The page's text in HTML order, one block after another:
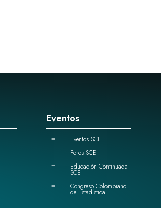
Eventos
= Eventos SCE
= Foros SCE
= Educación Continuada
SCE
= Congreso Colombiano
de Estadística